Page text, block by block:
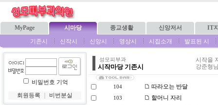
MyPage 시마당 종교생활 신앙저서
IT
기존시
신작시 신앙시 영상시 시집소개 발표된 시
비밀번호 기억
회원등록
비번분실
성모피부과
시작마당 기존시
시작을
강준형
104 따라오는 반달
103 할머니 자리